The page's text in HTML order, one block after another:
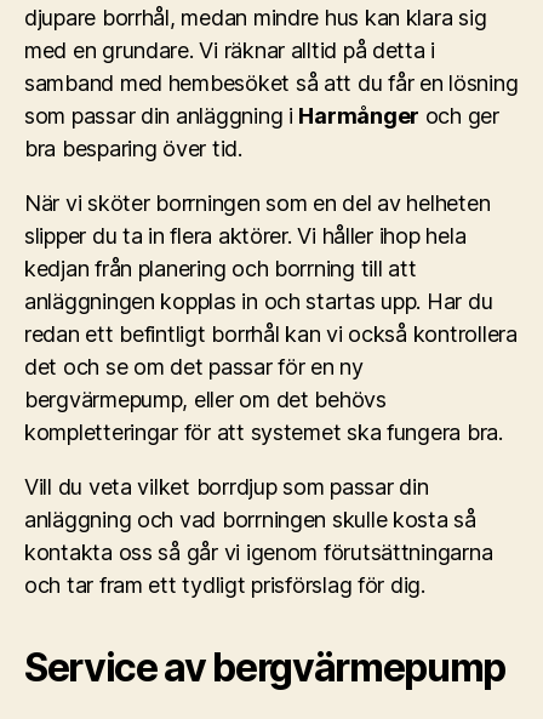
djupare borrhål, medan mindre hus kan klara sig
med en grundare. Vi räknar alltid på detta i
samband med hembesöket så att du får en lösning
som passar din anläggning i Harmånger och ger
bra besparing över tid.
När vi sköter borrningen som en del av helheten
slipper du ta in flera aktörer. Vi håller ihop hela
kedjan från planering och borrning till att
anläggningen kopplas in och startas upp. Har du
redan ett befintligt borrhål kan vi också kontrollera
det och se om det passar för en ny
bergvärmepump, eller om det behövs
kompletteringar för att systemet ska fungera bra.
Vill du veta vilket borrdjup som passar din
anläggning och vad borrningen skulle kosta så
kontakta oss så går vi igenom förutsättningarna
och tar fram ett tydligt prisförslag för dig.
Service av bergvärmepump